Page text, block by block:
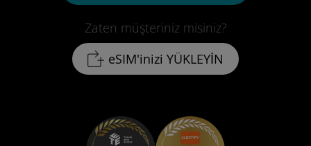
Zaten müşteriniz misiniz?
eSIM'inizi YÜKLEYİN